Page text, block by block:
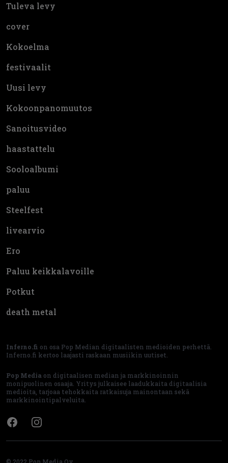
Tuleva levy
cover
Kokoelma
festivaalit
Uusi levy
Kokoonpanomuutos
Sanoitusvideo
haastattelu
Sooloalbumi
paluu
Steelfest
livearvio
Ero
Paluu keikkalavoille
Potkut
death metal
Inferno.fi on osa Pop Median digitaalisten medioiden perhettä.
Inferno.fi kertoo laajasti raskaan musiikin uutiset.
Pop Media on digitaalisen median ja markkinoinnin
monipuolinen osaaja. Yritys julkaisee laadukkaita digitaalisia
medioita, tarjoaa tehokkaita ratkaisuja mainontaan sekä
markkinointipalveluita.
FacebookInstagram